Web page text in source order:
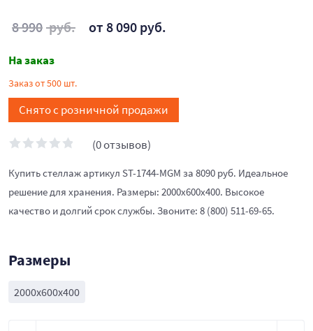
8 990 руб. от 8 090 руб.
На заказ
Заказ от 500 шт.
Снято с розничной продажи
(0 отзывов)
Купить стеллаж артикул ST-1744-MGM за 8090 руб. Идеальное
решение для хранения. Размеры: 2000x600x400. Высокое
качество и долгий срок службы. Звоните: 8 (800) 511-69-65.
Размеры
2000x600x400